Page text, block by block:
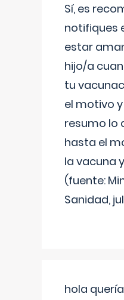
Sí, es
notifiques
estar
hijo/a
tu
el motivo
resumo lo
hasta el
la vacuna
(fuente:
Sanidad,
hola